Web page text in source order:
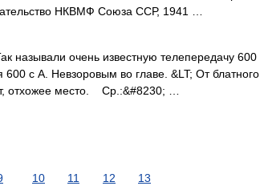
НКВМФ Союза ССР, 1941 …
называли очень известную телепередачу 600
с А. Невзоровым во главе. &LT; От блатного
отхожее место. Ср.:&#8230; …
10 11 12 13